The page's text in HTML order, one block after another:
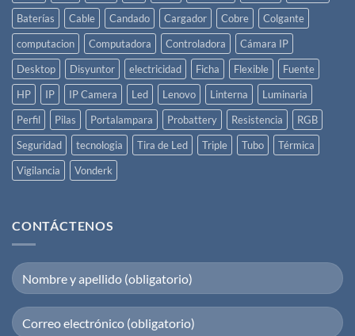
Baterías
Cable Candado Cargador Cobre
Colgante
computacion
Computadora Controladora
Cámara IP
Desktop
Disyuntor electricidad Ficha Flexible
Fuente
HP
IP IP Camera Led Lenovo Linterna
Luminaria
Perfil
Pilas Portalampara Probattery Resistencia
RGB
Seguridad
tecnologia Tira de Led Triple Tubo
Térmica
Vigilancia
Vonderk
CONTÁCTENOS